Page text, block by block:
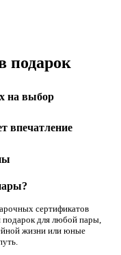
подарок
на выбор
впечатление
сертификатов
для любой пары,
жизни или юные